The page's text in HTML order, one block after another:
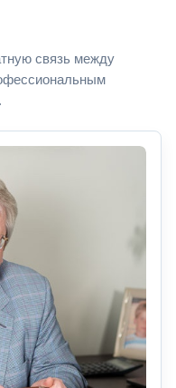
связь между